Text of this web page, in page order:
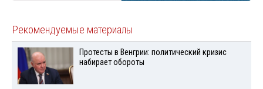
Рекомендуемые материалы
Протесты в Венгрии: политический кризис
набирает обороты